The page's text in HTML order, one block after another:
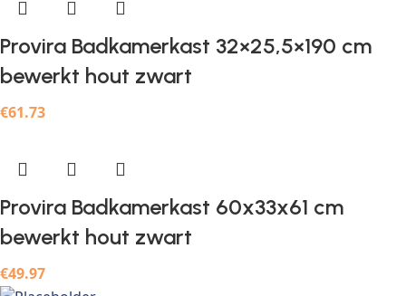
Provira Badkamerkast 32×25,5×190 cm
bewerkt hout zwart
€61.73
Provira Badkamerkast 60x33x61 cm
bewerkt hout zwart
€49.97